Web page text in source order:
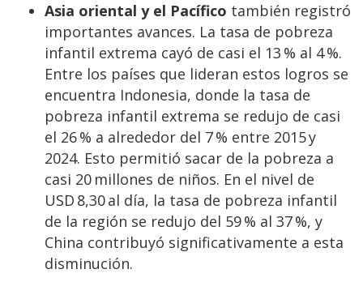
Asia oriental y el Pacífico también registró
importantes avances. La tasa de pobreza
infantil extrema cayó de casi el 13 % al 4 %.
Entre los países que lideran estos logros se
encuentra Indonesia, donde la tasa de
pobreza infantil extrema se redujo de casi
el 26 % a alrededor del 7 % entre 2015 y
2024. Esto permitió sacar de la pobreza a
casi 20 millones de niños. En el nivel de
USD 8,30 al día, la tasa de pobreza infantil
de la región se redujo del 59 % al 37 %, y
China contribuyó significativamente a esta
disminución.